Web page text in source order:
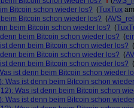
Bitcoin schon wieder los? (TuxTux
Bitcoin schon wieder los? (
beim Bitcoin schon wieder los? (
beim Bitcoin schon wieder los? (
denn beim Bitcoin schon wieder los? (
beim Bitcoin schon wieder los? (
denn beim Bitcoin schon wieder los? (
ist denn beim Bitcoin schon wieder
Was ist denn beim Bitcoin schon
Was ist denn beim Bitcoin schon
Was ist denn beim Bitcoin schon